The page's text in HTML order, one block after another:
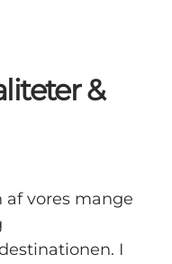
&
af vores mange
I